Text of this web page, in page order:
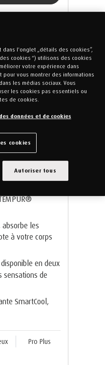
Plus
les
à votre corps
en deux
sensations de
SmartCool,
Pro Plus
l'onglet „détails des cookies”,
cookies “) utilisons des cookies
votre expérience dans
pour vous montrer des informations
les médias sociaux. Vous
les cookies pas essentiels ou
de cookies.
données et de cookies
cookies
Autoriser tous